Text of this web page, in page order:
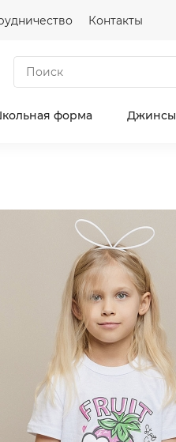
Контакты
форма Джинсы